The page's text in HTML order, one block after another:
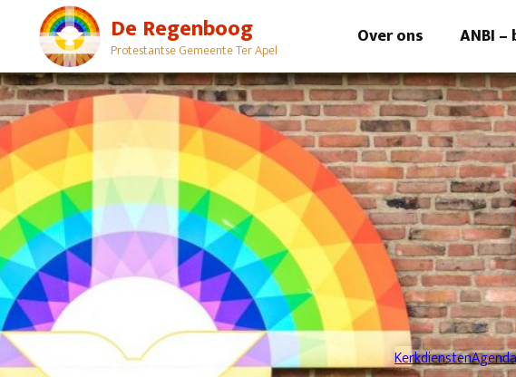
De Regenboog
Protestantse Gemeente Ter Apel
Over ons ANBI –
ANBI
Kerk
KerkdienstenAgenda